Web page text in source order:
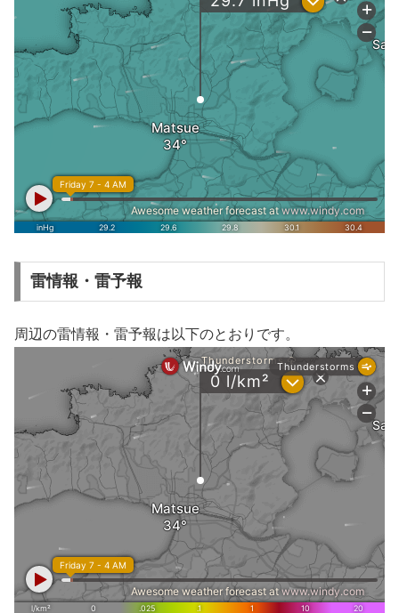
雷情報・雷予報
周辺の雷情報・雷予報は以下のとおりです。